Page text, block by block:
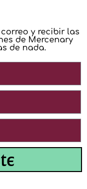
y recibir las
de Mercenary
de nada.